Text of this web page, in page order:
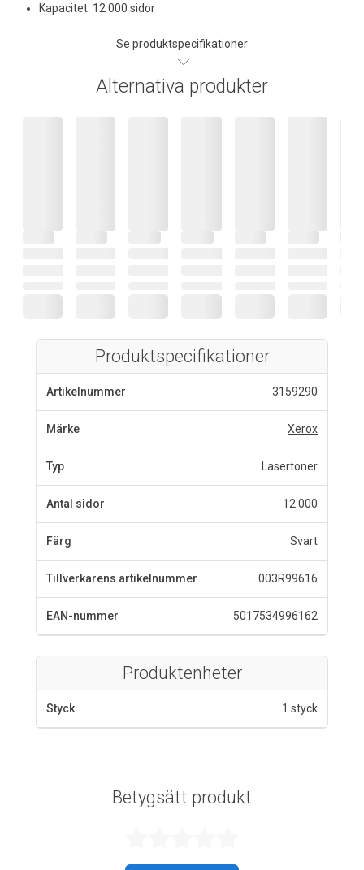
Kapacitet: 12 000 sidor
Se produktspecifikationer
Alternativa produkter
Produktspecifikationer
Artikelnummer 3159290
Märke Xerox
Typ Lasertoner
Antal sidor 12 000
Färg Svart
Tillverkarens artikelnummer 003R99616
EAN-nummer 5017534996162
Produktenheter
Styck 1 styck
Betygsätt produkt